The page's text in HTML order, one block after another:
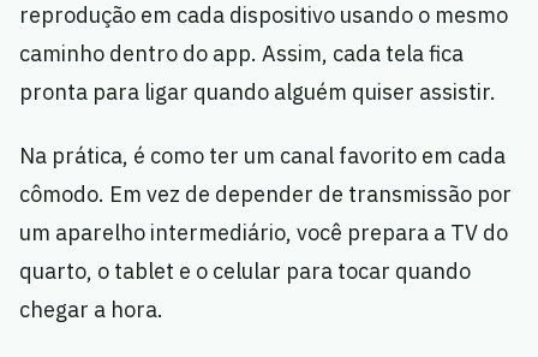
reprodução em cada dispositivo usando o mesmo
caminho dentro do app. Assim, cada tela fica
pronta para ligar quando alguém quiser assistir.
Na prática, é como ter um canal favorito em cada
cômodo. Em vez de depender de transmissão por
um aparelho intermediário, você prepara a TV do
quarto, o tablet e o celular para tocar quando
chegar a hora.